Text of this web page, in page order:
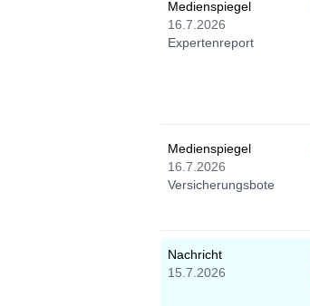
Medienspiegel
16.7.2026
Expertenreport
Medienspiegel
16.7.2026
Versicherungsbote
Nachricht
15.7.2026